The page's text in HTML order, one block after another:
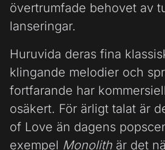
övertrumfade behovet av
lanseringar.
Huruvida deras fina
klingande melodier och
fortfarande har
osäkert. För ärligt talat är
of Love än dagens
exempel Monolith är det